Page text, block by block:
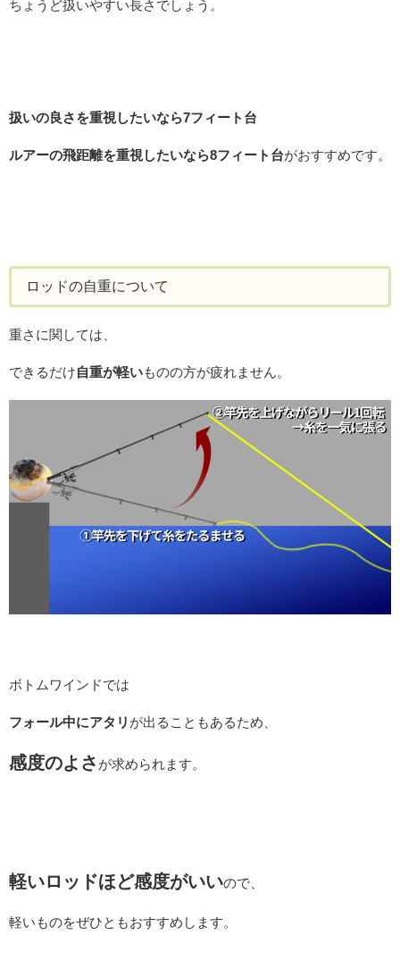
ちょうど扱いやすい長さでしょう。
扱いの良さを重視したいなら7フィート台
ルアーの飛距離を重視したいなら8フィート台がおすすめです。
ロッドの自重について
重さに関しては、
できるだけ自重が軽いものの方が疲れません。
ボトムワインドでは
フォール中にアタリ が出ることもあるため、
感度のよさ が求められます。
軽いロッドほど感度がいいので、
軽いものをぜひともおすすめします。